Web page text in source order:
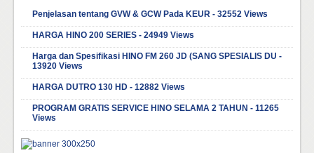
Penjelasan tentang GVW & GCW Pada KEUR - 32552 Views
HARGA HINO 200 SERIES - 24949 Views
Harga dan Spesifikasi HINO FM 260 JD (SANG SPESIALIS DU -
13920 Views
HARGA DUTRO 130 HD - 12882 Views
PROGRAM GRATIS SERVICE HINO SELAMA 2 TAHUN - 11265
Views